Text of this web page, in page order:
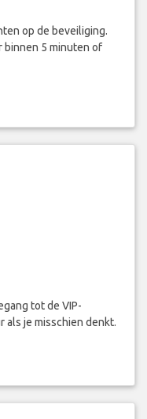
op de beveiliging.
binnen 5 minuten of
tot de VIP-
als je misschien denkt.